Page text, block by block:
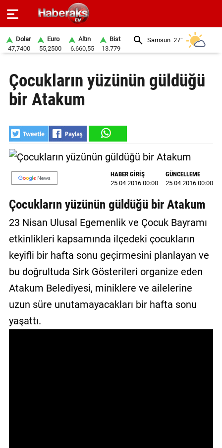
SPOR
YAŞAM
EKONOMİ
BELEDİYELER
SAĞLIK
GALERİ
VİDEO
YAZARLAR
BİZE
ULAŞIN
Künye
Dolar
47,7400
Euro
55,2500
Altın
6.660,55
Bist
13.779
Samsun 27°
Çocukların yüzünün güldüğü
bir Atakum
HABER GİRİŞ
25 04 2016 00:00
GÜNCELLEME
25 04 2016 00:00
Çocukların yüzünün güldüğü bir Atakum
23 Nisan Ulusal Egemenlik ve Çocuk Bayramı
etkinlikleri kapsamında ilçedeki çocukların
keyifli bir hafta sonu geçirmesini planlayan ve
bu doğrultuda Sirk Gösterileri organize eden
Atakum Belediyesi, miniklere ve ailelerine
uzun süre unutamayacakları bir hafta sonu
yaşattı.